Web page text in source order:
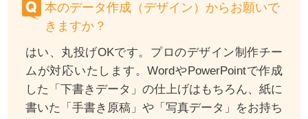
本のデータ作成（デザイン）からお願いで
きますか？
はい、丸投げOKです。プロのデザイン制作チー
ムが対応いたします。WordやPowerPointで作成
した「下書きデータ」の仕上げはもちろん、紙に
書いた「手書き原稿」や「写真データ」をお持ち